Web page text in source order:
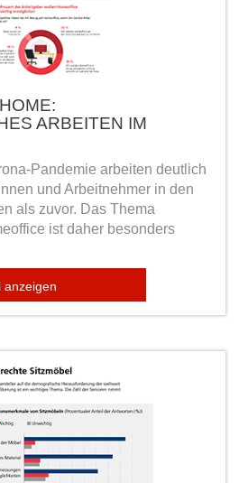
ARBEITEN IM
Pandemie arbeiten deutlich
und Arbeitnehmer in den
als zuvor. Das Thema
ist daher besonders
anzeigen